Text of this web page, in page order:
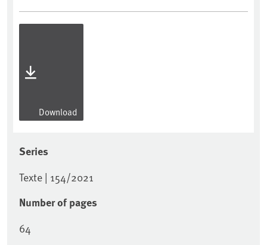
Download
Series
Texte | 154/2021
Number of pages
64